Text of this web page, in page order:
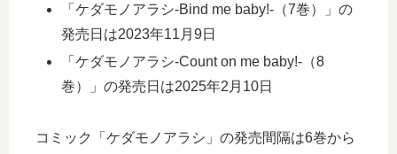
「ケダモノアラシ-Bind me baby!-（7巻）」の
発売日は2023年11月9日
「ケダモノアラシ-Count on me baby!-（8
巻）」の発売日は2025年2月10日
コミック「ケダモノアラシ」の発売間隔は6巻から